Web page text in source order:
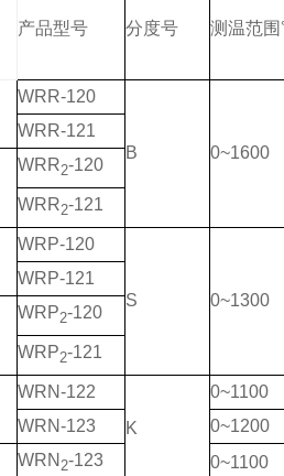
产品型号 分度号 测温范
WRR-120
B 0~1600
WRR-121
WRR2-120
WRR2-121
WRP-120
S 0~1300
WRP-121
WRP2-120
WRP2-121
WRN-122
K
0~1100
WRN-123
0~1200
WRN 2-123 0~1100